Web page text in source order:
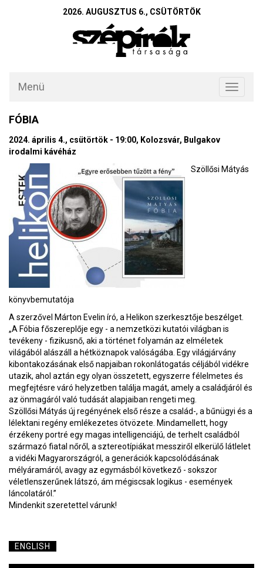
2026. AUGUSZTUS 6., CSÜTÖRTÖK
Toggle
Menü
FÓBIA
2024. április 4., csütörtök - 19:00, Kolozsvár, Bulgakov
irodalmi kávéház
Szöllősi Mátyás
könyvbemutatója
A szerzővel Márton Evelin író, a Helikon szerkesztője beszélget.
„A Fóbia főszereplője egy - a nemzetközi kutatói világban is
tevékeny - fizikusnő, aki a történet folyamán az elméletek
világából alászáll a hétköznapok valóságába. Egy világjárvány
kibontakozásának első napjaiban rokonlátogatás céljából vidékre
utazik, ahol aztán egy olyan összetett, egyszerre félelmetes és
megfejtésre váró helyzetben találja magát, amely a családjáról és
az önmagáról való tudását alapjaiban rengeti meg.
Szöllősi Mátyás új regényének első része a család-, a bűnügyi és a
lélektani regény emlékezetes ötvözete. Mindamellett, hogy
érzékeny portré egy magas intelligenciájú, de terhelt családból
származó fiatal nőről, a sztereotípiákat messziről elkerülő látlelet
a vidéki Magyarországról, a generációk kapcsolódásának
mélyáramáról, avagy az egymásból következő - sokszor
véletlenszerűnek látszó, ám mégiscsak logikus - események
láncolatáról.”
Mindenkit szeretettel várunk!
ENGLISH